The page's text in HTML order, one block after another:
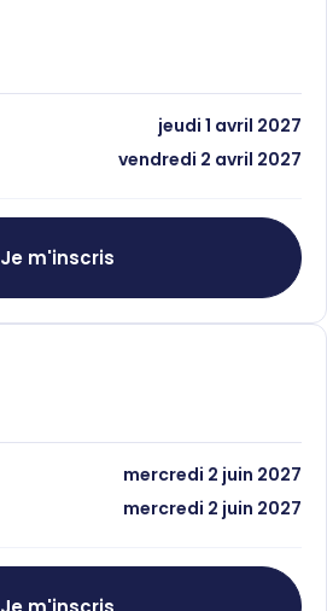
jeudi 1 avril 2027
vendredi 2 avril 2027
Je m'inscris
mercredi 2 juin 2027
mercredi 2 juin 2027